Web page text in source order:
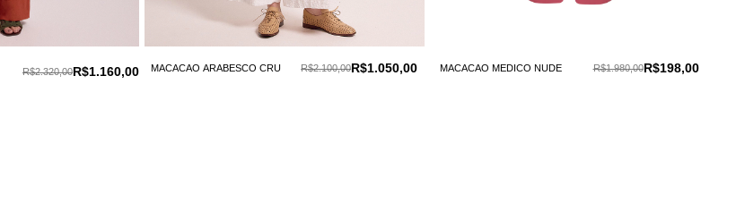
R$1.160,00
R$2.320,00 MACACAO ARABESCO CRU R$1.050,00
R$2.100,00 MACACAO MEDICO NUDE R$198,00
R$1.980,00